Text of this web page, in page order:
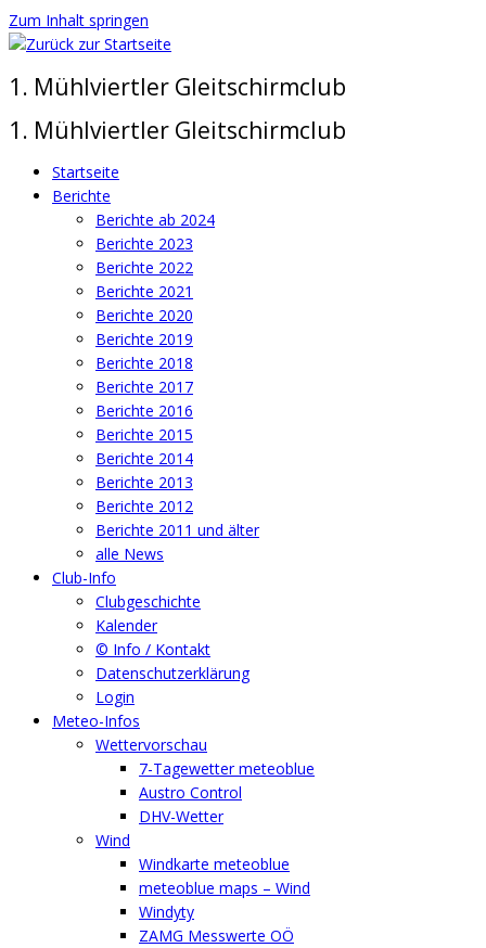
Zum Inhalt springen
1. Mühlviertler Gleitschirmclub
1. Mühlviertler Gleitschirmclub
Startseite
Berichte
Berichte ab 2024
Berichte 2023
Berichte 2022
Berichte 2021
Berichte 2020
Berichte 2019
Berichte 2018
Berichte 2017
Berichte 2016
Berichte 2015
Berichte 2014
Berichte 2013
Berichte 2012
Berichte 2011 und älter
alle News
Club-Info
Clubgeschichte
Kalender
© Info / Kontakt
Datenschutzerklärung
Login
Meteo-Infos
Wettervorschau
7-Tagewetter meteoblue
Austro Control
DHV-Wetter
Wind
Windkarte meteoblue
meteoblue maps – Wind
Windyty
ZAMG Messwerte OÖ